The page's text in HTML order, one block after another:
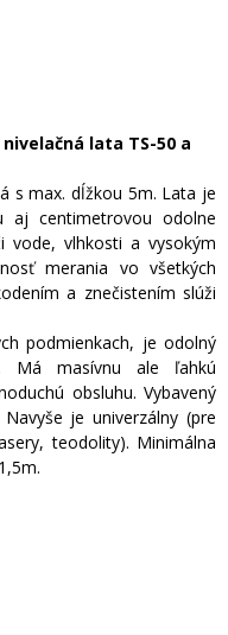
lata TS-50 a
s max. dĺžkou 5m. Lata je
centimetrovou odolne
vode, vlhkosti a vysokým
merania vo všetkých
a znečistením slúži
podmienkach, je odolný
Má masívnu ale ľahkú
obsluhu. Vybavený
je univerzálny (pre
teodolity). Minimálna